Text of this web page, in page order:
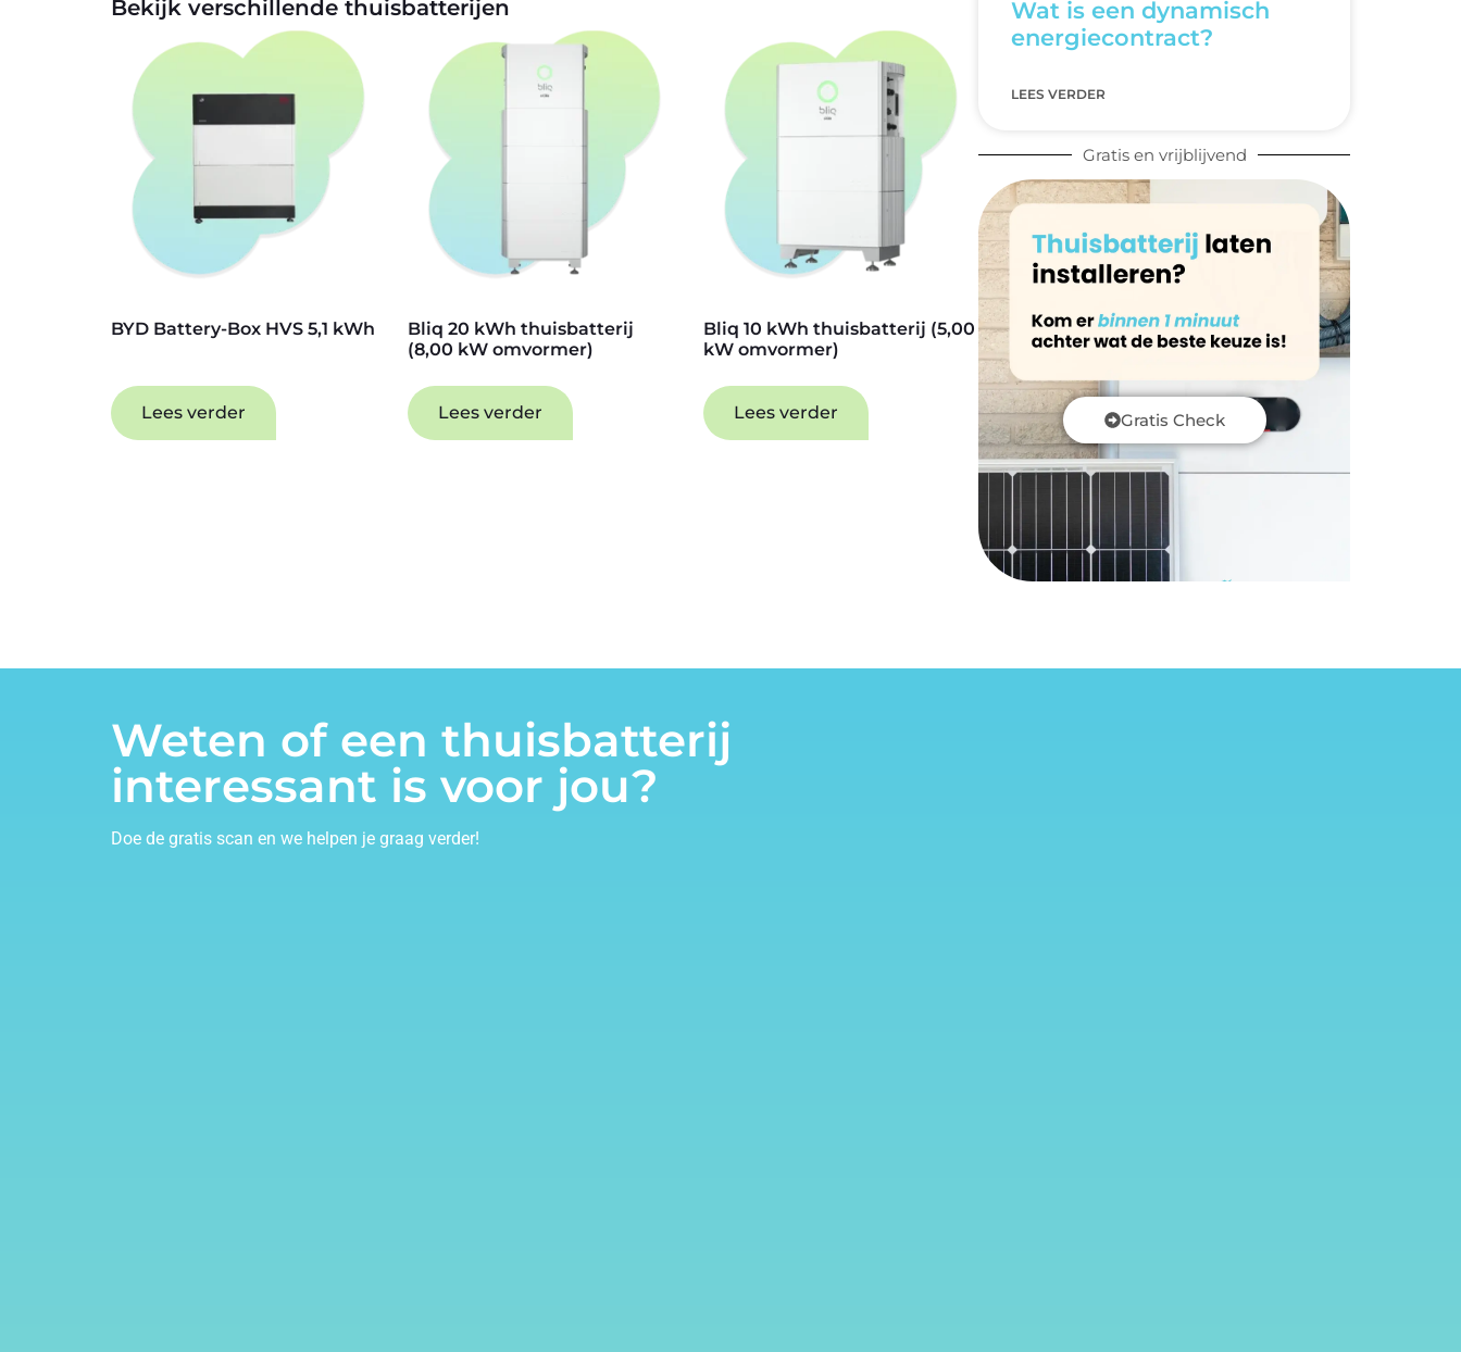
Bekijk verschillende thuisbatterijen
BYD Battery-Box HVS 5,1 kWh
Lees verder
Bliq 20 kWh thuisbatterij
(8,00 kW omvormer)
Lees verder
Bliq 10 kWh thuisbatterij (5,00
kW omvormer)
Lees verder
Wat is een dynamisch
energiecontract?
LEES VERDER
Gratis en vrijblijvend
Gratis Check
Weten of een thuisbatterij
interessant is voor jou?
Doe de gratis scan en we helpen je graag verder!